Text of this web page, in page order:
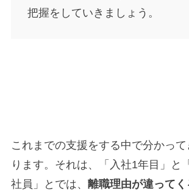
把握をしていきましょう。
これまでの支援をする中で分かっ
ります。それは、「入社1年目」と
社員」とでは、 離職理由が違ってく